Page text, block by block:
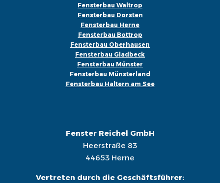
Fensterbau Waltrop
Fensterbau Dorsten
Fensterbau Herne
Fensterbau Bottrop
Fensterbau Oberhausen
Fensterbau Gladbeck
Fensterbau Münster
Fensterbau Münsterland
Fensterbau Haltern am See
Fenster Reichel GmbH
Heerstraße 83
44653 Herne
Vertreten durch die Geschäftsführer: